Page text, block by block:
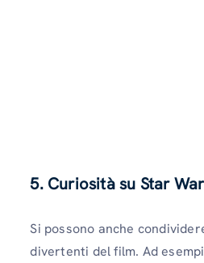
5. Curiosità su Star
Si possono anche
divertenti del film. Ad